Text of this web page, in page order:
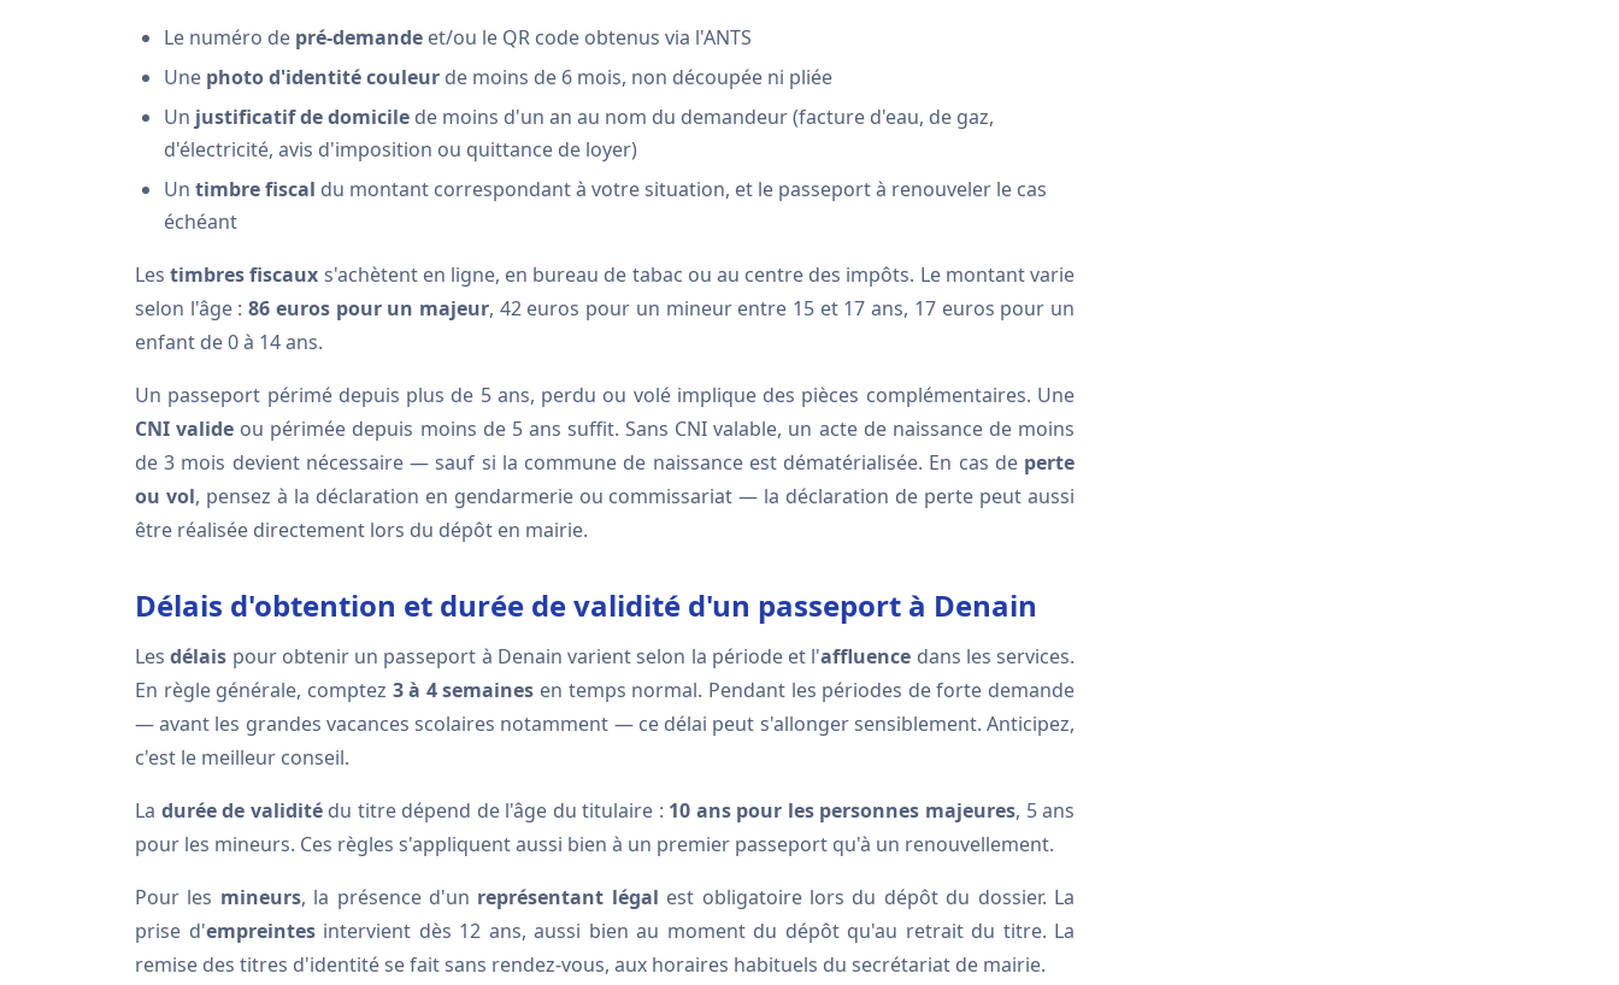
Le numéro de pré-demande et/ou le QR code obtenus via l'ANTS
Une photo d'identité couleur de moins de 6 mois, non découpée ni pliée
Un justificatif de domicile de moins d'un an au nom du demandeur (facture d'eau, de gaz,
d'électricité, avis d'imposition ou quittance de loyer)
Un timbre fiscal du montant correspondant à votre situation, et le passeport à renouveler le cas
échéant
Lestimbres fiscaux s'achètent en ligne, en bureau de tabac ou au centre des impôts. Le montant varie
selon l'âge :86 euros pour un majeur, 42 euros pour un mineur entre 15 et 17 ans, 17 euros pour un
enfant de 0 à 14 ans.
Un passeport périmé depuis plus de 5 ans, perdu ou volé implique des pièces complémentaires. Une
CNI valide ou périmée depuis moins de 5 ans suffit. Sans CNI valable, un acte de naissance de moins
de 3 mois devient nécessaire — sauf si la commune de naissance est dématérialisée. En cas de perte
ou vol, pensez à la déclaration en gendarmerie ou commissariat — la déclaration de perte peut aussi
être réalisée directement lors du dépôt en mairie.
Délais d'obtention et durée de validité d'un passeport à Denain
Lesdélais pour obtenir un passeport à Denain varient selon la période et l'affluence dans les services.
En règle générale, comptez 3 à 4 semaines en temps normal. Pendant les périodes de forte demande
— avant les grandes vacances scolaires notamment — ce délai peut s'allonger sensiblement. Anticipez,
c'est le meilleur conseil.
La durée de validitédu titre dépend de l'âge du titulaire : 10 ans pour les personnes majeures, 5 ans
pour les mineurs. Ces règles s'appliquent aussi bien à un premier passeport qu'à un renouvellement.
Pour les mineurs, la présence d'un représentant légal est obligatoire lors du dépôt du dossier. La
prise d'empreintesintervient dès 12 ans, aussi bien au moment du dépôt qu'au retrait du titre. La
remise des titres d'identité se fait sans rendez-vous, aux horaires habituels du secrétariat de mairie.